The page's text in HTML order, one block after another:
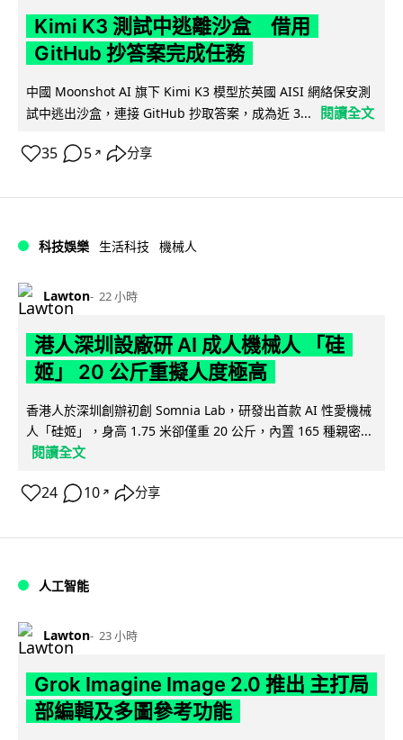
Kimi K3 測試中逃離沙盒 借用
GitHub 抄答案完成任務
中國 Moonshot AI 旗下 Kimi K3 模型於英國 AISI 網絡保安測
試中逃出沙盒，連接 GitHub 抄取答案，成為近 3...
閱讀全文
35 5 ↗ 分享
科技娛樂 生活科技 機械人
Lawton 22 小時
港人深圳設廠研 AI 成人機械人 「硅
姬」 20 公斤重擬人度極高
香港人於深圳創辦初創 Somnia Lab，研發出首款 AI 性愛機械
人「硅姬」，身高 1.75 米卻僅重 20 公斤，內置 165 種親密...
閱讀全文
24 10 ↗ 分享
人工智能
Lawton 23 小時
Grok Imagine Image 2.0 推出 主打局
部編輯及多圖參考功能